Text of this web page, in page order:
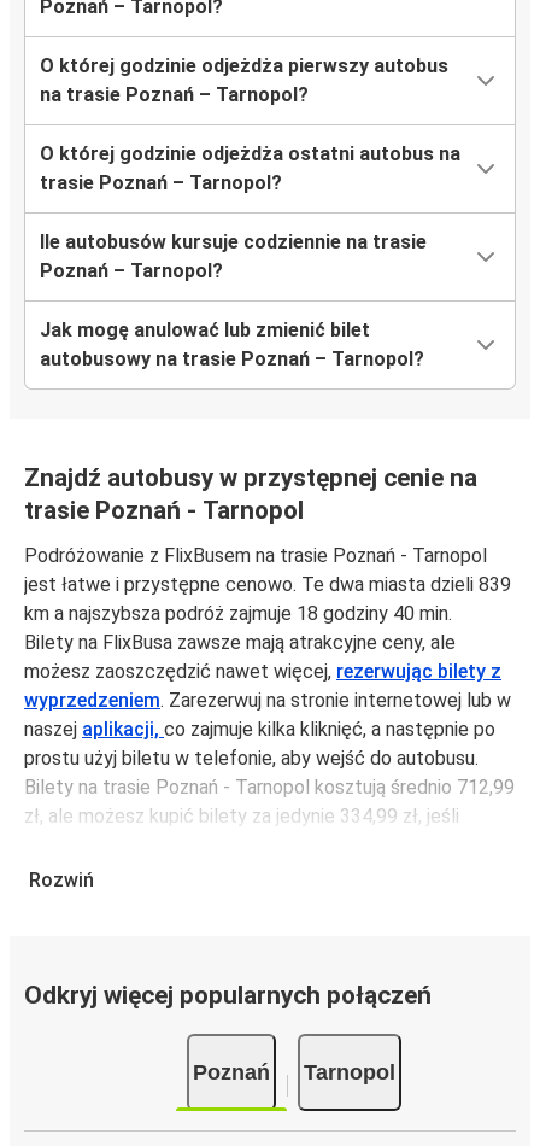
Poznań – Tarnopol?
O której godzinie odjeżdża pierwszy autobus
na trasie Poznań – Tarnopol?
O której godzinie odjeżdża ostatni autobus na
trasie Poznań – Tarnopol?
Ile autobusów kursuje codziennie na trasie
Poznań – Tarnopol?
Jak mogę anulować lub zmienić bilet
autobusowy na trasie Poznań – Tarnopol?
Znajdź autobusy w przystępnej cenie na
trasie Poznań - Tarnopol
Podróżowanie z FlixBusem na trasie Poznań - Tarnopol
jest łatwe i przystępne cenowo. Te dwa miasta dzieli 839
km a najszybsza podróż zajmuje 18 godziny 40 min.
Bilety na FlixBusa zawsze mają atrakcyjne ceny, ale
możesz zaoszczędzić nawet więcej, rezerwując bilety z
wyprzedzeniem. Zarezerwuj na stronie internetowej lub w
naszej aplikacji, co zajmuje kilka kliknięć, a następnie po
prostu użyj biletu w telefonie, aby wejść do autobusu.
Bilety na trasie Poznań - Tarnopol kosztują średnio 712,99
zł, ale możesz kupić bilety za jedynie 334,99 zł, jeśli
unikając weekendów i świąt. Aby podróżować szybko,
jedynie 18 godziny 40 min.
Podróż autobusemma mniejszy wpływ na środowisko
niż podróż samochodem czy samolotem. Stale pracujemy
Rozwiń
Odkryj więcej popularnych połączeń
Poznań Tarnopol